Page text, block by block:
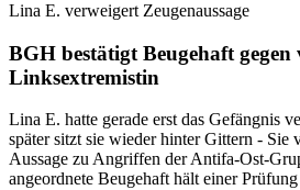
Lina E. verweigert Zeugenaussage
BGH bestätigt Beugehaft gegen
Linksextremistin
Lina E. hatte gerade erst das Gefängnis
später sitzt sie wieder hinter Gittern - Sie
Aussage zu Angriffen der Antifa-Ost-
angeordnete Beugehaft hält einer